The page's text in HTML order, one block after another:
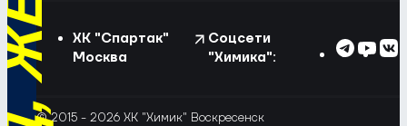
ХК "Спартак"
Москва
Соцсети
"Химика":
© 2015 - 2026 ХК "Химик" Воскресенск